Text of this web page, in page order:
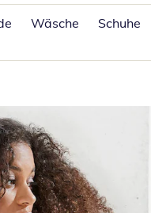
Wäsche Schuhe